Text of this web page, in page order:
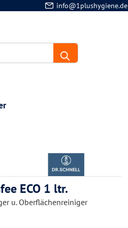
info@1plushygiene.de
ECO 1 ltr.
u. Oberflächenreiniger